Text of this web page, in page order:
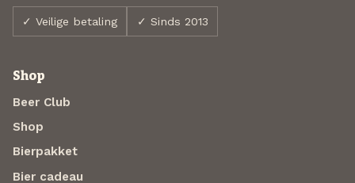
✓ Veilige betaling ✓ Sinds 2013
Shop
Beer Club
Shop
Bierpakket
Bier cadeau